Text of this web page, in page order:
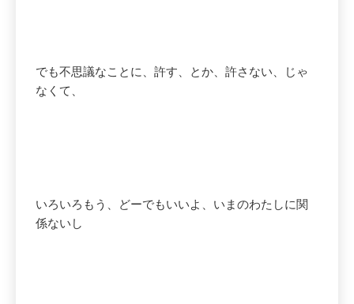
でも不思議なことに、許す、とか、許さない、じゃ
なくて、
いろいろもう、どーでもいいよ、いまのわたしに関
係ないし